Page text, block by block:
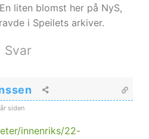
liten blomst her på NyS,
i Speilets arkiver.
Svar
siden
innenriks/22-